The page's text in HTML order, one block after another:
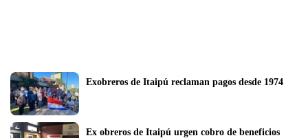
Exobreros de Itaipú reclaman pagos desde 1974
Ex obreros de Itaipú urgen cobro de beneficios